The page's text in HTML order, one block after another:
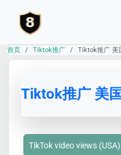
首页 Tiktok推广 Tiktok推广 美
Tiktok推广 美
TikTok video views (USA)